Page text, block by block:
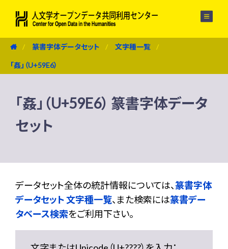
篆書字体データセット 文字種一覧
「姦」（U+59E6）
「姦」（U+59E6） 篆書字体データ
セット
データセット全体の統計情報については、篆書字体
データセット 文字種一覧、また検索には篆書デー
タベース検索をご利用下さい。